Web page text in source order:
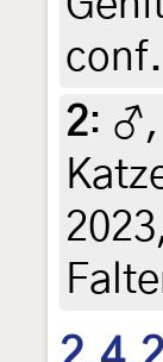
2: ♂,